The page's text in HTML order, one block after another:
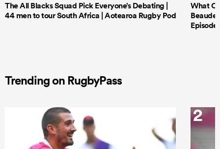
The All Blacks Squad Pick Everyone’s Debating |
44 men to tour South Africa | Aotearoa Rugby Pod
What
Episode
Trending on RugbyPass
2